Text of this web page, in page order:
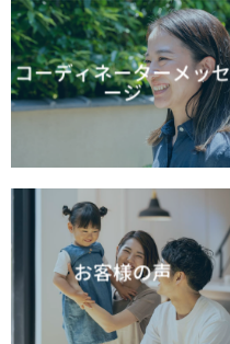
コーディネーターメッセ
ージ
お客様の声